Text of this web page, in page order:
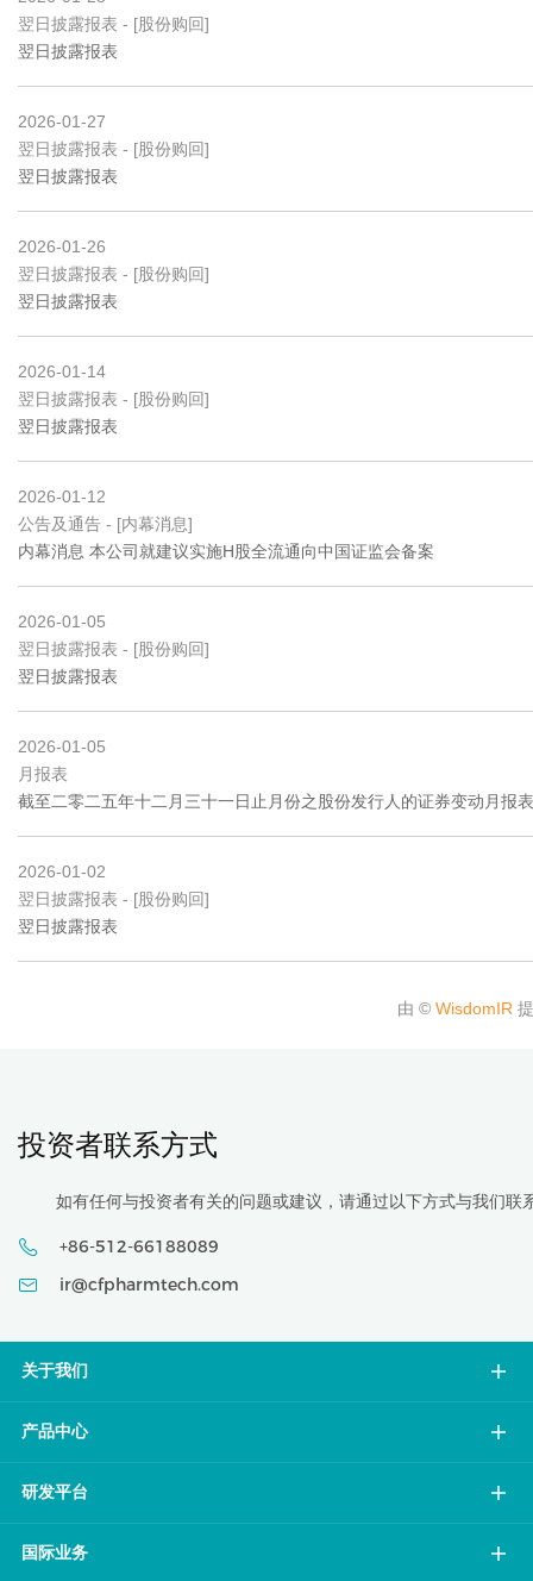
投资者联系方式
如有任何与投资者有关的问题或建议，请通过以下方式与我们联
+86-512-66188089
ir@cfpharmtech.com
关于我们
产品中心
研发平台
国际业务